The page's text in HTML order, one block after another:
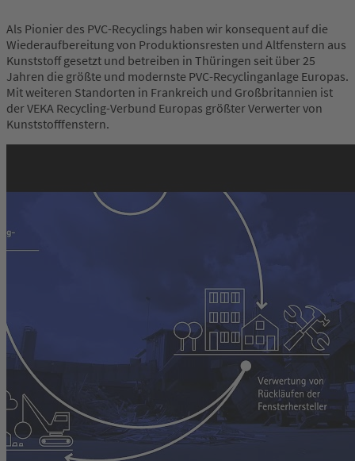
Als Pionier des PVC-Recyclings haben wir konsequent auf die
Wiederaufbereitung von Produktionsresten und Altfenstern aus
Kunststoff gesetzt und betreiben in Thüringen seit über 25
Jahren die größte und modernste PVC-Recyclinganlage Europas.
Mit weiteren Standorten in Frankreich und Großbritannien ist
der VEKA Recycling-Verbund Europas größter Verwerter von
Kunststofffenstern.